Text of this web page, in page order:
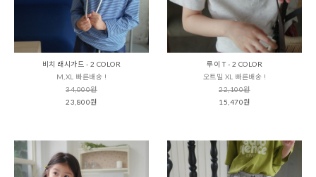
비치 래시가드 - 2 COLOR
M,XL 빠른배송 !
34,000원
23,800원
루이 T - 2 COLOR
오트밀 XL 빠른배송 !
22,100원
15,470원